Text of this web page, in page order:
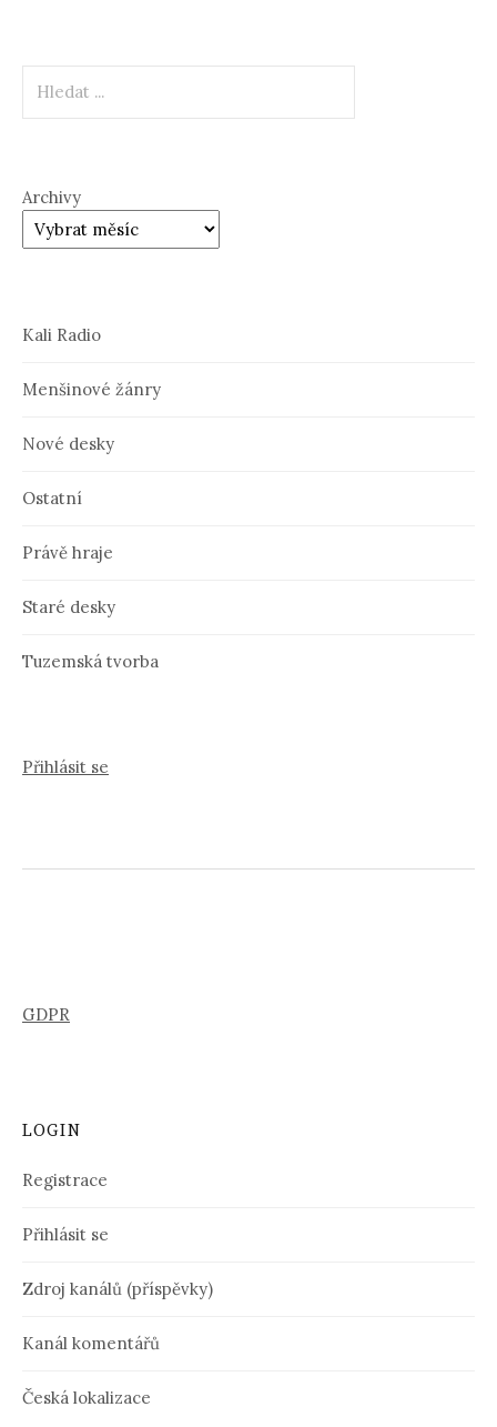
Archivy
Kali Radio
Menšinové žánry
Nové desky
Ostatní
Právě hraje
Staré desky
Tuzemská tvorba
Přihlásit se
GDPR
LOGIN
Registrace
Přihlásit se
Zdroj kanálů (příspěvky)
Kanál komentářů
Česká lokalizace